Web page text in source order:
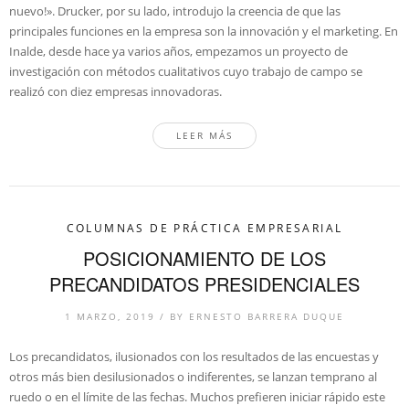
nuevo!». Drucker, por su lado, introdujo la creencia de que las
principales funciones en la empresa son la innovación y el marketing. En
Inalde, desde hace ya varios años, empezamos un proyecto de
investigación con métodos cualitativos cuyo trabajo de campo se
realizó con diez empresas innovadoras.
LEER MÁS
COLUMNAS DE PRÁCTICA EMPRESARIAL
POSICIONAMIENTO DE LOS
PRECANDIDATOS PRESIDENCIALES
1 MARZO, 2019 / BY ERNESTO BARRERA DUQUE
Los precandidatos, ilusionados con los resultados de las encuestas y
otros más bien desilusionados o indiferentes, se lanzan temprano al
ruedo o en el límite de las fechas. Muchos prefieren iniciar rápido este